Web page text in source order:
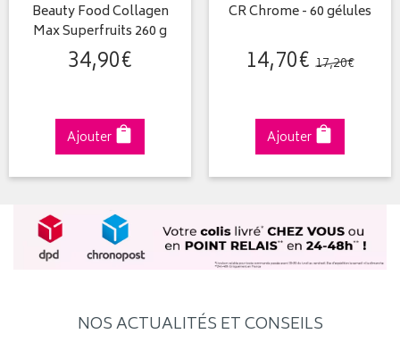
Beauty Food Collagen
Max Superfruits 260 g
34,90€
Ajouter
CR Chrome - 60 gélules
14,70€ 17,20€
Ajouter
NOS ACTUALITÉS ET CONSEILS